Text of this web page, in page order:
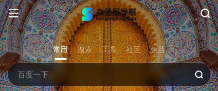
常用 搜索 工具 社区 生活